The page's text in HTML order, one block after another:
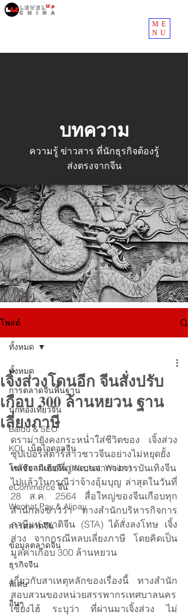
ME
NU
บทความ
ความรู้ ข่าวสาร ที่นักธุรกิจต้องรู้
ส่งตรงจากจีน
โพสต์
ทั้งหมด
การตลาดจีนพื้นฐาน
นักท่องเที่ยวจีน
Baidu & SEO
KOL เน็ตไอดอลจีน
โซเชียลมีเดียจีน (Wechat, Weibo)
eCommerce จีน
Wechat Pay & Alipay
การตลาดจีน
ข้อมูลตลาดจีน
ธุรกิจจีน
พิเศษ
อื่นๆ
ทั้งหมด
เจิ้งส่วงโดนอีก จีนสั่งปรับ
เกือบ 300 ล้านหยวน ฐาน
เลี่ยงภาษี
ดราม่ายังคงกระหน่ำใส่ชีวิตของ เจิ้งส่วง
ซุปเปอร์สตาร์สาวชาวจีนอย่างไม่หยุดยั้ง
หลังจากเธอที่ถูกแบนจากวงการบันเทิงจีน
ไปแล้วในกรณีว่าจ้างอุ้มบุญ ล่าสุดในวันที่
28 ส.ค. 2564 สื่อใหญ่ของจีนเกือบทุก
สำนักลงข่าวว่า ทางสำนักบริหารกิจการ
ภาษีแห่งชาติจีน (STA) ได้สั่งลงโทษ เจิ้ง
ส่วง จากกรณีหลบเลี่ยงภาษี โดยคิดเป็น
มูลค่าเกือบ 300 ล้านหยวน
.
เกี่ยวกับสาเหตุหลักของเรื่องนี้ ทางสำนัก
สอบสวนของหน่วยสรรพากรเทศบาลนคร
เซี่ยงไฮ้ ระบุว่า ที่ผ่านมาเจิ้งส่วง ไม่